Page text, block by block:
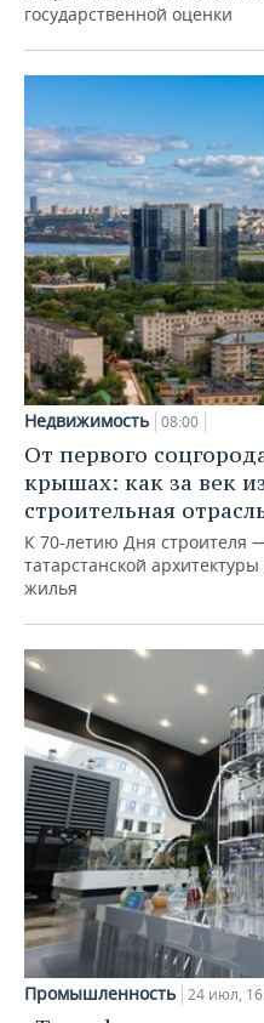
государственной оценки
Недвижимость 08:00
От первого
крышах: как за век
строительная
К 70-летию Дня строителя
татарстанской
жилья
Промышленность 24 июл,